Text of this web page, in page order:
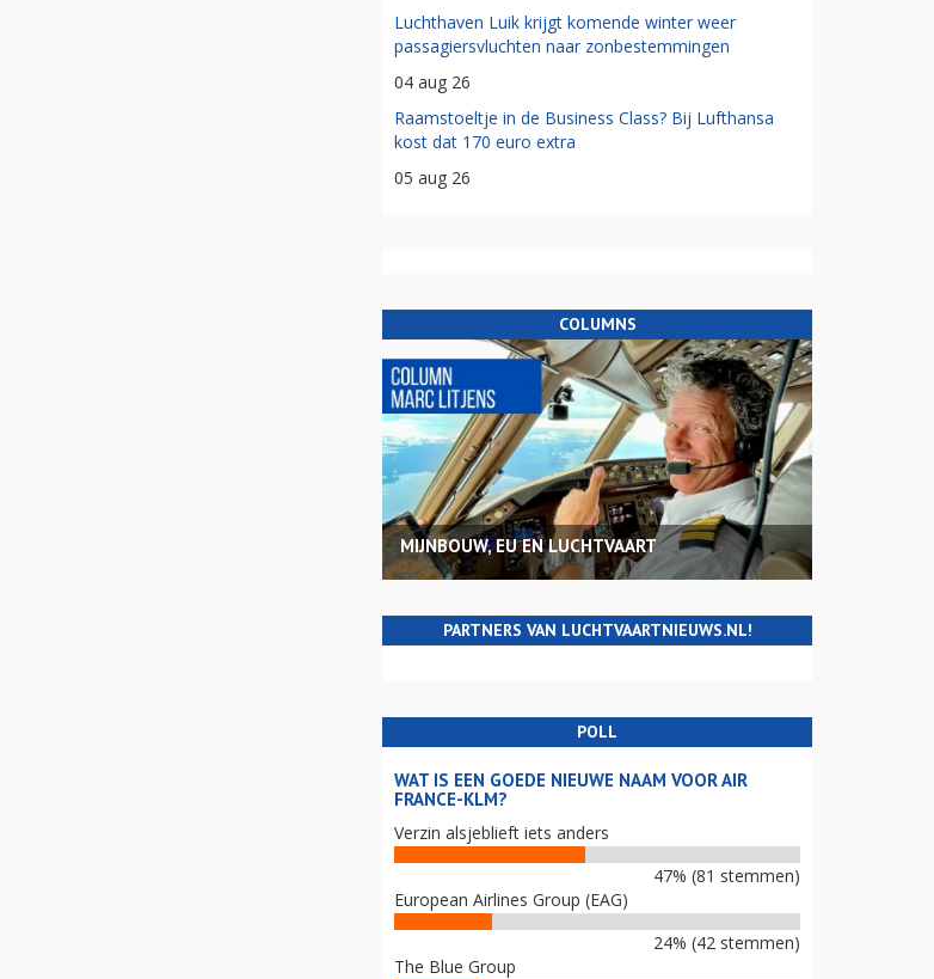
Luchthaven Luik krijgt komende winter weer
passagiersvluchten naar zonbestemmingen
04 aug 26
Raamstoeltje in de Business Class? Bij Lufthansa
kost dat 170 euro extra
05 aug 26
COLUMNS
MIJNBOUW, EU EN LUCHTVAART
PARTNERS VAN LUCHTVAARTNIEUWS.NL!
POLL
WAT IS EEN GOEDE NIEUWE NAAM VOOR AIR
FRANCE-KLM?
Verzin alsjeblieft iets anders
47% (81 stemmen)
European Airlines Group (EAG)
24% (42 stemmen)
The Blue Group